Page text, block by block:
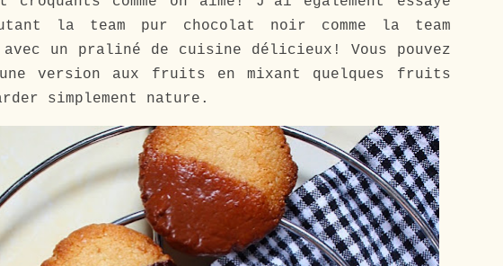
la team pur chocolat noir comme la team
un praliné de cuisine délicieux! Vous pouvez
version aux fruits en mixant quelques fruits
simplement nature.